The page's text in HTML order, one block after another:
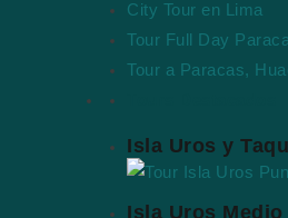
City Tour en Lima
Tour Full Day
Tour a Paracas,
Isla Uros y
Isla Uros Medio